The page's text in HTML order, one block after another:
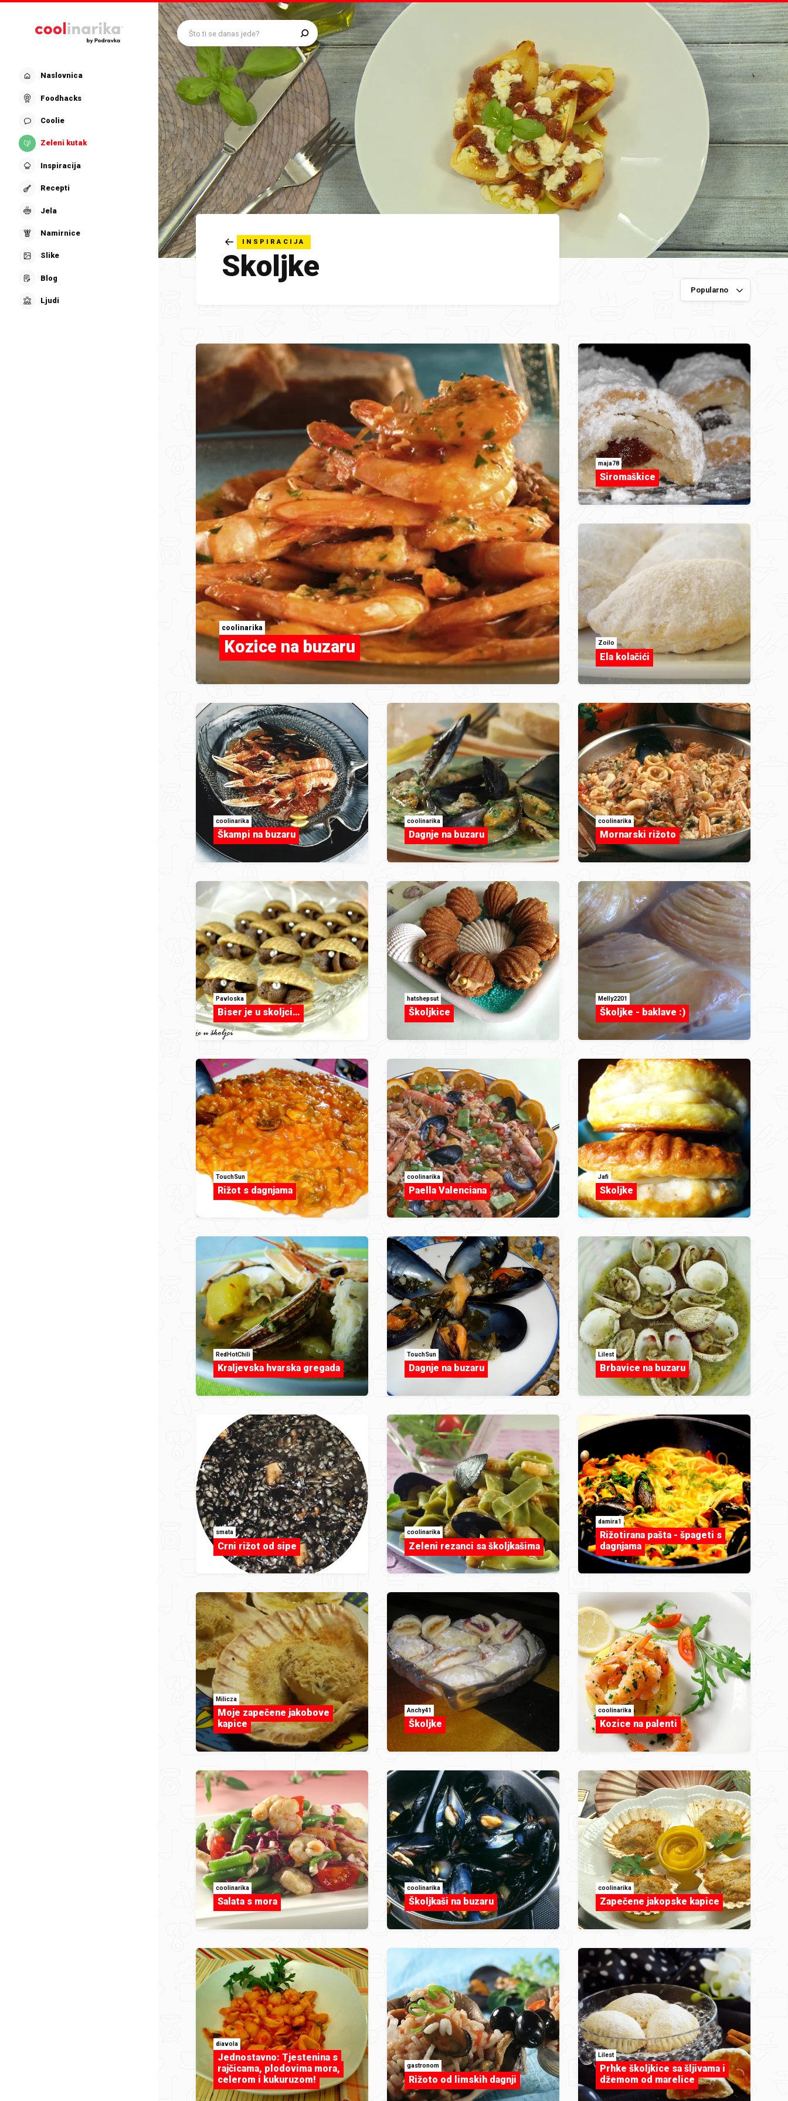
Naslovnica
Foodhacks
Coolie
Zeleni kutak
Inspiracija
Recepti
Jela
Namirnice
Slike
Blog
Ljudi
INSPIRACIJA
Skoljke
coolinarika
Kozice na buzaru
maja78
Siromaškice
Zoilo
Ela kolačići
coolinarika
Škampi na buzaru
coolinarika
Dagnje na buzaru
coolinarika
Mornarski rižoto
Pavloska
Biser je u skoljci…
hatshepsut
Školjkice
Melly2201
Školjke - baklave :)
TouchSun
Rižot s dagnjama
coolinarika
Paella Valenciana
Jafi
Skoljke
RedHotChili
Kraljevska hvarska gregada
TouchSun
Dagnje na buzaru
Lilest
Brbavice na buzaru
smata
Crni rižot od sipe
coolinarika
Zeleni rezanci sa školjkašima
damira1
Rižotirana pašta - špageti s
dagnjama
Milicza
Moje zapečene jakobove
kapice
Anchy41
Školjke
coolinarika
Kozice na palenti
coolinarika
Salata s mora
coolinarika
Školjkaši na buzaru
coolinarika
Zapečene jakopske kapice
diavola
Jednostavno: Tjestenina s
rajčicama, plodovima mora,
celerom i kukuruzom!
gastronom
Rižoto od limskih dagnji
Lilest
Prhke školjkice sa šljivama i
džemom od marelice
Što ti se danas jede?